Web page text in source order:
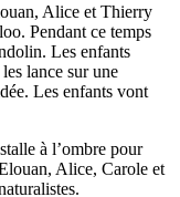
Alice et Thierry
Pendant ce temps
Les enfants
lance sur une
Les enfants vont
à l’ombre pour
Alice, Carole et